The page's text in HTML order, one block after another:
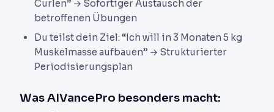
Curlen” → Sofortiger Austausch der
betroffenen Übungen
Du teilst dein Ziel: “Ich will in 3 Monaten 5 kg
Muskelmasse aufbauen” → Strukturierter
Periodisierungsplan
Was AIVancePro besonders macht: